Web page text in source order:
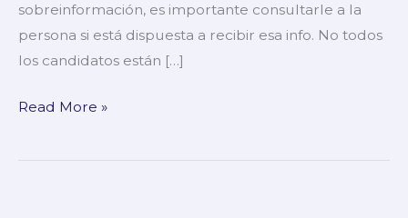
sobreinformación, es importante consultarle a la
persona si está dispuesta a recibir esa info. No todos
los candidatos están […]
Read More »